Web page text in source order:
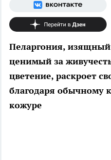
Пеларгония,
ценимый за
цветение, раскроет
благодаря обычному
кожуре